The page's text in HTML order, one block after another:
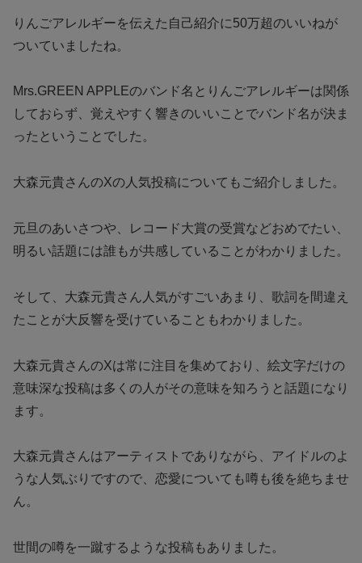
りんごアレルギーを伝えた自己紹介に50万超のいいねが
ついていましたね。
Mrs.GREEN APPLEのバンド名とりんごアレルギーは関係
しておらず、覚えやすく響きのいいことでバンド名が決ま
ったということでした。
大森元貴さんのXの人気投稿についてもご紹介しました。
元旦のあいさつや、レコード大賞の受賞などおめでたい、
明るい話題には誰もが共感していることがわかりました。
そして、大森元貴さん人気がすごいあまり、歌詞を間違え
たことが大反響を受けていることもわかりました。
大森元貴さんのXは常に注目を集めており、絵文字だけの
意味深な投稿は多くの人がその意味を知ろうと話題になり
ます。
大森元貴さんはアーティストでありながら、アイドルのよ
うな人気ぶりですので、恋愛についても噂も後を絶ちませ
ん。
世間の噂を一蹴するような投稿もありました。